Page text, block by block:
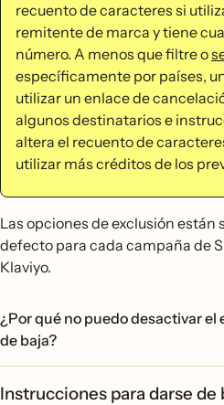
recuento de caracteres si
remitente de marca y tiene
número. A menos que filtre o
específicamente por países,
utilizar un enlace de
algunos destinatarios e
altera el recuento de
utilizar más créditos de los
Las opciones de exclusión
defecto para cada campaña de
Klaviyo.
¿Por qué no puedo desactivar el
de baja?
Instrucciones para darse de